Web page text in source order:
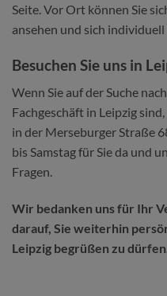
Seite. Vor Ort können Sie
ansehen und sich
Besuchen Sie uns in
Wenn Sie auf der Suche
Fachgeschäft in Leipzig
in der Merseburger Straße
bis Samstag für Sie da und
Fragen.
Wir bedanken uns für Ihr
darauf, Sie weiterhin
Leipzig begrüßen zu